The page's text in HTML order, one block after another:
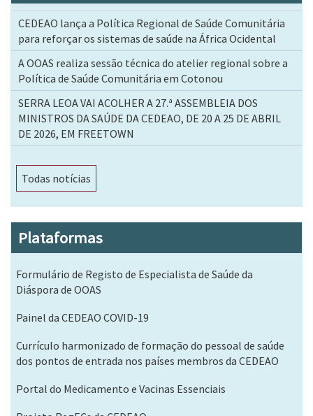
CEDEAO lança a Política Regional de Saúde Comunitária
para reforçar os sistemas de saúde na África Ocidental
A OOAS realiza sessão técnica do atelier regional sobre a
Política de Saúde Comunitária em Cotonou
SERRA LEOA VAI ACOLHER A 27.ª ASSEMBLEIA DOS
MINISTROS DA SAÚDE DA CEDEAO, DE 20 A 25 DE ABRIL
DE 2026, EM FREETOWN
Todas notícias
Plataformas
Formulário de Registo de Especialista de Saúde da
Diáspora de OOAS
Painel da CEDEAO COVID-19
Currículo harmonizado de formação do pessoal de saúde
dos pontos de entrada nos países membros da CEDEAO
Portal do Medicamento e Vacinas Essenciais